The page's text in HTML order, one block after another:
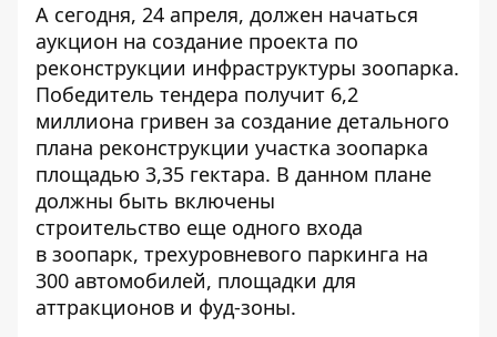
А сегодня, 24 апреля, должен начаться
аукцион на создание проекта по
реконструкции инфраструктуры зоопарка.
Победитель тендера получит 6,2
миллиона гривен за создание детального
плана реконструкции участка зоопарка
площадью 3,35 гектара. В данном плане
должны быть включены
строительство еще одного входа
в зоопарк, трехуровневого паркинга на
300 автомобилей, площадки для
аттракционов и фуд-зоны.